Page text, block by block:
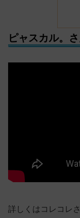
ピャスカル。
詳しくはコレコレ